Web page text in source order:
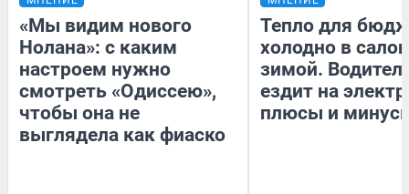
«Мы видим нового
Нолана»: с каким
настроем нужно
смотреть «Одиссею»,
чтобы она не
выглядела как фиаско
Тепло для
холодно в
зимой.
ездит на
плюсы и